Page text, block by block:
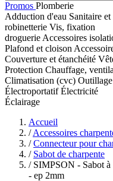
Promos Plomberie
Adduction d'eau Sanitaire et
robinetterie Vis, fixation
droguerie Accessoires
Plafond et cloison
Couverture et étanchéité
Protection Chauffage,
Climatisation (cvc)
ÉlectroportatifÉlectricité
Éclairage
Accueil
/ Accessoires
/ Connecteur pour
/ Sabot de charpente
/ SIMPSON - Sabot
- ep 2mm